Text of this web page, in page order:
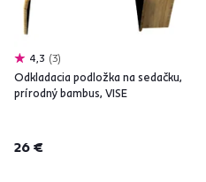
4,3 3
Odkladacia podložka na sedačku,
prírodný bambus, VISE
26 €